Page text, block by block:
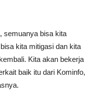
semuanya bisa kita
kita mitigasi dan kita
Kita akan bekerja
baik itu dari Kominfo,